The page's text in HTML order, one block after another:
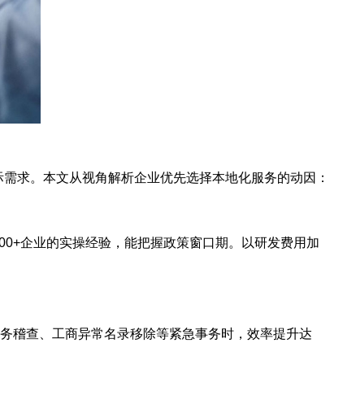
求。本文从视角解析企业优先选择本地化服务的动因：
企业的实操经验，能把握政策窗口期。以研发费用加
稽查、工商异常名录移除等紧急事务时，效率提升达